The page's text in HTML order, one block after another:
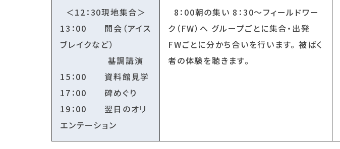
＜12：30現地集合＞
13：00 開会（アイス
ブレイクなど）
基調講演
15：00 資料館見学
17：00 碑めぐり
19：00 翌日のオリ
エンテーション
8：00朝の集い 8：30～フィールドワー
ク（FW）へ グループごとに集合・出発
FWごとに分かち合いを行います。 被ばく
者の体験を聴きます。